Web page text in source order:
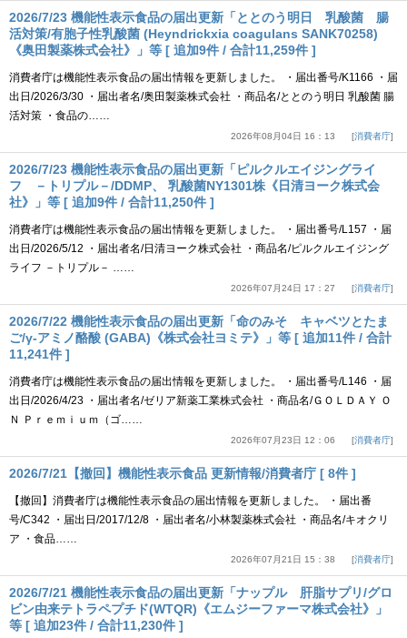
2026/7/23 機能性表示食品の届出更新「ととのう明日 乳酸菌 腸
活対策/有胞子性乳酸菌 (Heyndrickxia coagulans SANK70258)
《奥田製薬株式会社》」等 [ 追加9件 / 合計11,259件 ]
消費者庁は機能性表示食品の届出情報を更新しました。 ・届出番号/K1166 ・届
出日/2026/3/30 ・届出者名/奥田製薬株式会社 ・商品名/ととのう明日 乳酸菌 腸
活対策 ・食品の……
2026年08月04日 16：13 消費者庁
2026/7/23 機能性表示食品の届出更新「ピルクルエイジングライ
フ －トリプル－/DDMP、 乳酸菌NY1301株《日清ヨーク株式会
社》」等 [ 追加9件 / 合計11,250件 ]
消費者庁は機能性表示食品の届出情報を更新しました。 ・届出番号/L157 ・届
出日/2026/5/12 ・届出者名/日清ヨーク株式会社 ・商品名/ピルクルエイジング
ライフ －トリプル－ ……
2026年07月24日 17：27 消費者庁
2026/7/22 機能性表示食品の届出更新「命のみそ キャベツとたま
ご/γ-アミノ酪酸 (GABA)《株式会社ヨミテ》」等 [ 追加11件 / 合計
11,241件 ]
消費者庁は機能性表示食品の届出情報を更新しました。 ・届出番号/L146 ・届
出日/2026/4/23 ・届出者名/ゼリア新薬工業株式会社 ・商品名/ＧＯＬＤＡＹ Ｏ
Ｎ Ｐｒｅｍｉｕｍ（ゴ……
2026年07月23日 12：06 消費者庁
2026/7/21【撤回】機能性表示食品 更新情報/消費者庁 [ 8件 ]
【撤回】消費者庁は機能性表示食品の届出情報を更新しました。 ・届出番
号/C342 ・届出日/2017/12/8 ・届出者名/小林製薬株式会社 ・商品名/キオクリ
ア ・食品……
2026年07月21日 15：38 消費者庁
2026/7/21 機能性表示食品の届出更新「ナップル 肝脂サプリ/グロ
ビン由来テトラペプチド(WTQR)《エムジーファーマ株式会社》」
等 [ 追加23件 / 合計11,230件 ]